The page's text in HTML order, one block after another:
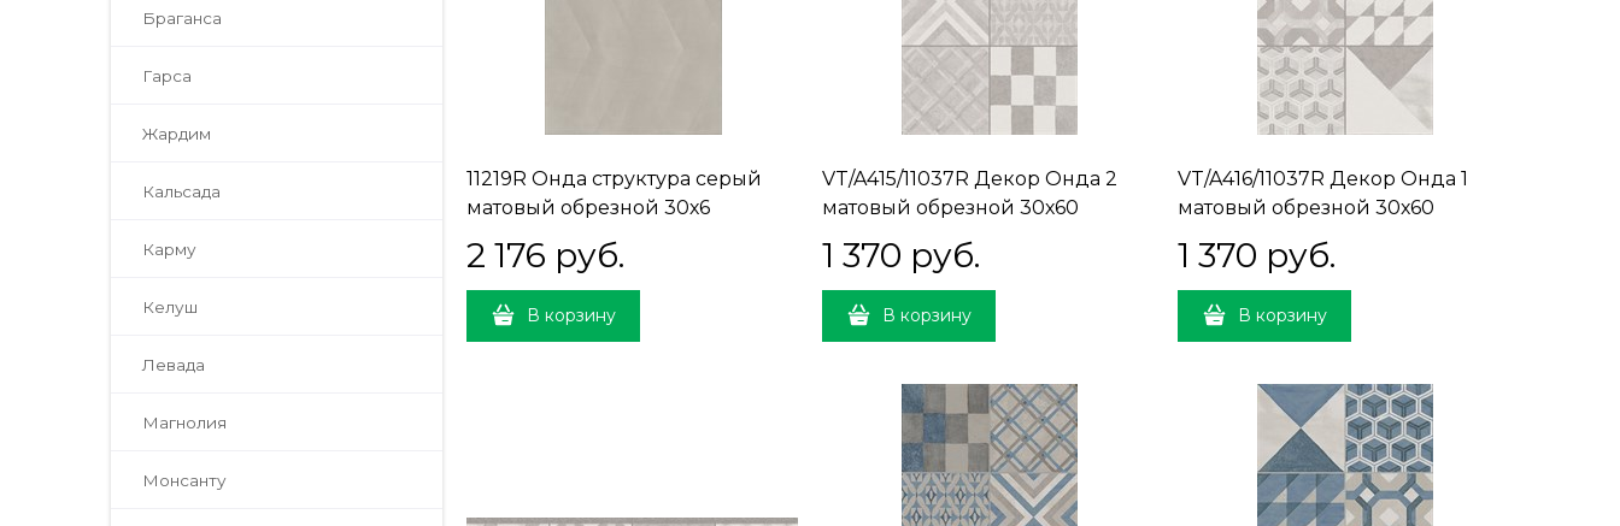
Браганса
Гарса
Жардим
Кальсада
Карму
Келуш
Левада
Магнолия
Монсанту
11219R Онда структура серый
матовый обрезной 30х6
2 176 руб.
В корзину
VT/A415/11037R Декор Онда 2
матовый обрезной 30х60
1 370 руб.
В корзину
VT/A416/11037R Декор Онда 1
матовый обрезной 30х60
1 370 руб.
В корзину